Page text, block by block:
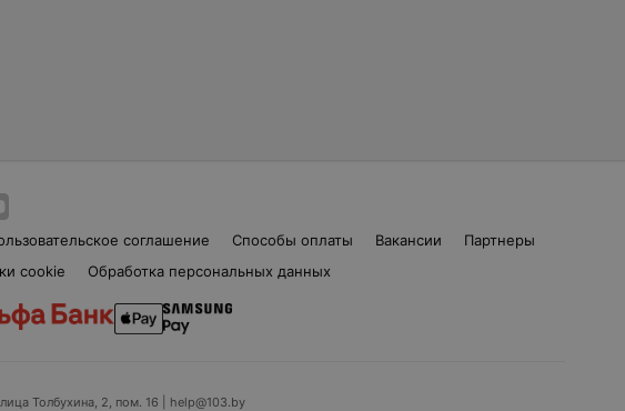
соглашение Способы оплаты Вакансии
Партнеры
cookie Обработка персональных данных
Толбухина, 2, пом. 16 | help@103.by